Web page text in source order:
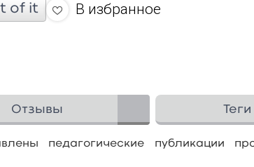
of it В избранное
Отзывы Теги
педагогические публикации